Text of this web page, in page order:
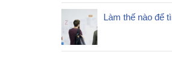
Làm thế nào để